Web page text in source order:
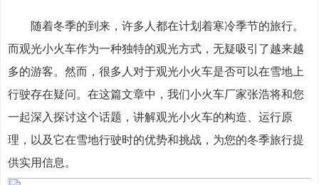
随着冬季的到来，许多人都在计划着寒冷季节的旅行。
而观光小火车作为一种独特的观光方式，无疑吸引了越来越
多的游客。然而，很多人对于观光小火车是否可以在雪地上
行驶存在疑问。在这篇文章中，我们小火车厂家张浩将和您
一起深入探讨这个话题，讲解观光小火车的构造、运行原
理，以及它在雪地行驶时的优势和挑战，为您的冬季旅行提
供实用信息。